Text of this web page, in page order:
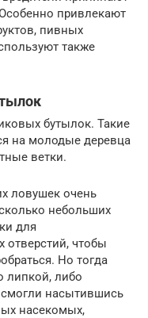
привлекают
пивных
также
бутылок. Такие
на молодые деревца
ветки.
ловушек очень
небольших
для
отверстий, чтобы
Но тогда
липкой, либо
насытившись
насекомых,